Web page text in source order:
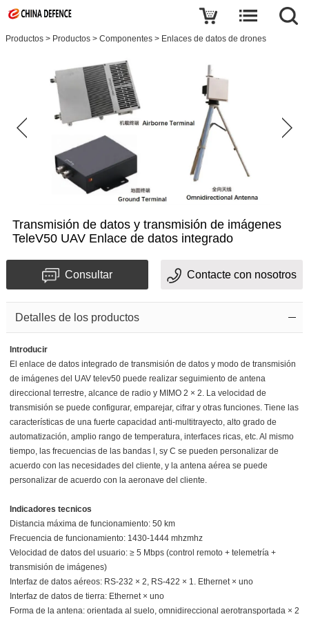
Productos > Productos > Componentes > Enlaces de datos de drones
Transmisión de datos y transmisión de imágenes
TeleV50 UAV Enlace de datos integrado
Consultar Contacte con nosotros
Detalles de los productos
Introducir
El enlace de datos integrado de transmisión de datos y modo de transmisión
de imágenes del UAV telev50 puede realizar seguimiento de antena
direccional terrestre, alcance de radio y MIMO 2 × 2. La velocidad de
transmisión se puede configurar, emparejar, cifrar y otras funciones. Tiene las
características de una fuerte capacidad anti-multitrayecto, alto grado de
automatización, amplio rango de temperatura, interfaces ricas, etc. Al mismo
tiempo, las frecuencias de las bandas l, sy C se pueden personalizar de
acuerdo con las necesidades del cliente, y la antena aérea se puede
personalizar de acuerdo con la aeronave del cliente.
Indicadores tecnicos
Distancia máxima de funcionamiento: 50 km
Frecuencia de funcionamiento: 1430-1444 mhzmhz
Velocidad de datos del usuario: ≥ 5 Mbps (control remoto + telemetría +
transmisión de imágenes)
Interfaz de datos aéreos: RS-232 × 2, RS-422 × 1. Ethernet × uno
Interfaz de datos de tierra: Ethernet × uno
Forma de la antena: orientada al suelo, omnidireccional aerotransportada × 2